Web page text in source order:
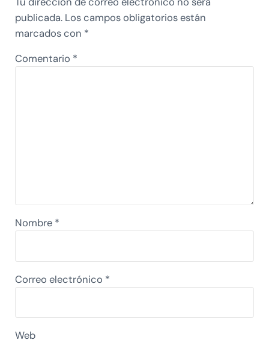
publicada. Los campos obligatorios están
marcados con *
Comentario *
Nombre *
Correo electrónico *
Web